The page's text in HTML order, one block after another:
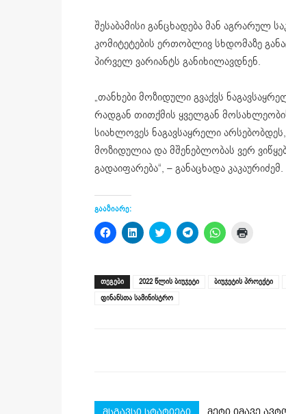
შესაბამისი განცხადება მან აგრარულ
კომიტეტების ერთობლივ სხდომაზე
პირველ ვარიანტს განიხილავდნენ.
„თანხები მოზიდული გვაქვს
რადგან თითქმის ყველგან
სიახლოვეს ნაგავსაყრელი
მოზიდულია და მშენებლობას ვერ
გადაიფარება“, – განაცხადა კაკაურიძემ.
გააზიარე:
Click
to
(Opens
in
new
window)
Click
to
(Opens
in
new
window)
Click
to
(Opens
in
new
window)
Click
to
(Opens
in
Click
to
(Opens
in
new
window)
ᲗᲔᲒᲔᲑᲘ 2022 წლის ბიუჯეტი ბიუჯეტის პროექტი
ფინანსთა სამინისტრო